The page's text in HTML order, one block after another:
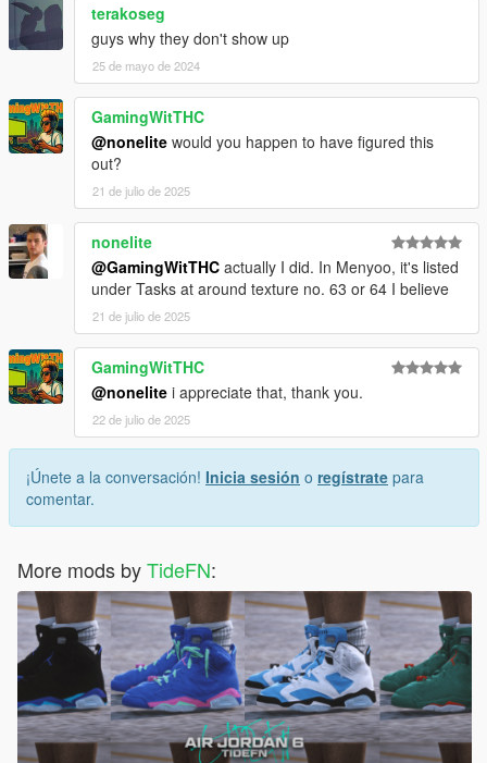
terakoseg
guys why they don't show up
25 de mayo de 2024
GamingWitTHC
@nonelite would you happen to have figured this
out?
21 de julio de 2025
nonelite
@GamingWitTHC actually I did. In Menyoo, it's listed
under Tasks at around texture no. 63 or 64 I believe
21 de julio de 2025
GamingWitTHC
@nonelite i appreciate that, thank you.
22 de julio de 2025
¡Únete a la conversación! Inicia sesión o regístrate para
comentar.
More mods byTideFN: